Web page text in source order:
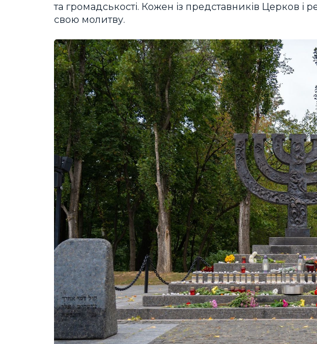
та громадськості. Кожен із представників Церков і
свою молитву.